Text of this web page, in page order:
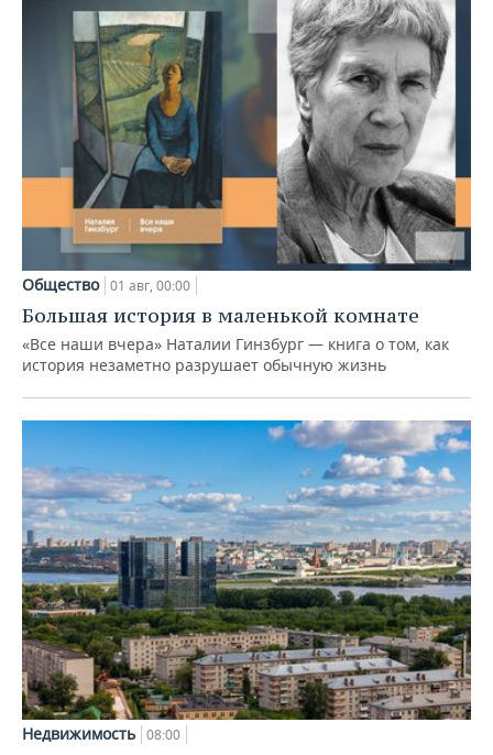
Общество 01 авг, 00:00
Большая история в маленькой комнате
«Все наши вчера» Наталии Гинзбург — книга о том, как
история незаметно разрушает обычную жизнь
Недвижимость 08:00